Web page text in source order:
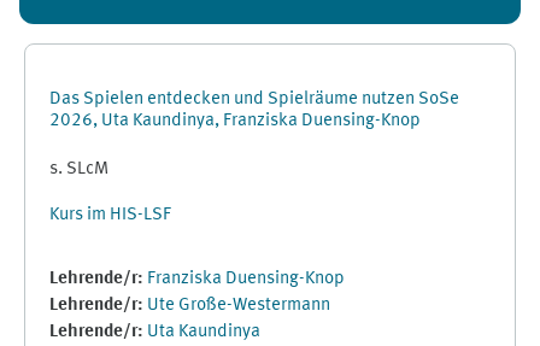
Das Spielen entdecken und Spielräume nutzen SoSe
2026, Uta Kaundinya, Franziska Duensing-Knop
s. SLcM
Kurs im HIS-LSF
Lehrende/r: Franziska Duensing-Knop
Lehrende/r: Ute Große-Westermann
Lehrende/r: Uta Kaundinya